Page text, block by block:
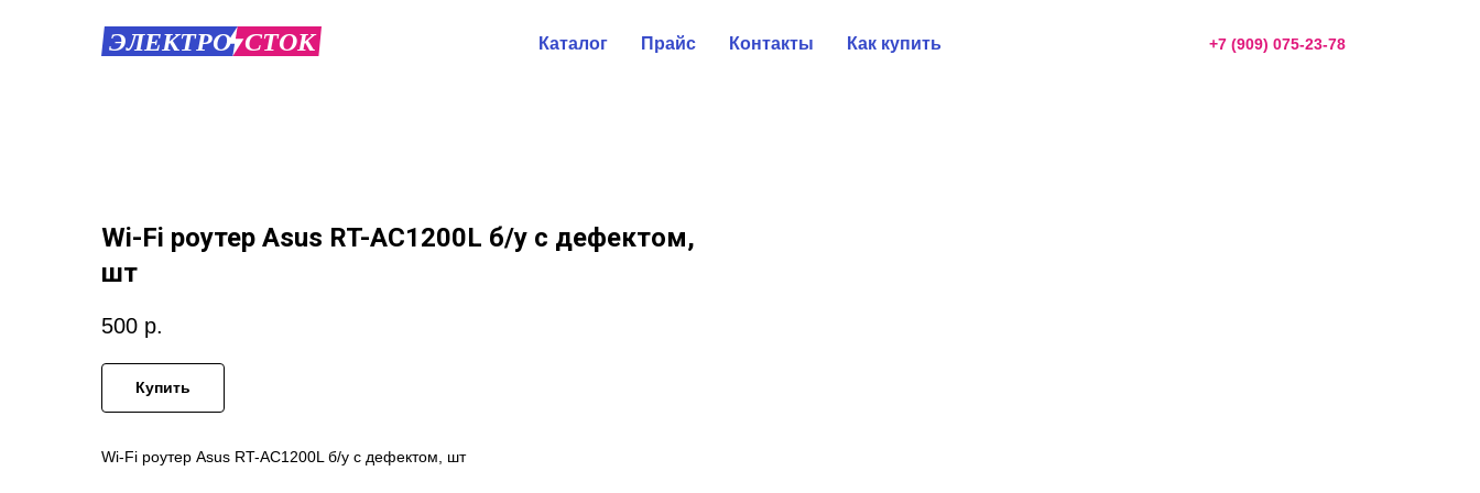
Каталог Прайс Контакты Как купить +7 (909) 075-23-78
Wi-Fi роутер Asus RT-AC1200L б/у с дефектом,
шт
500 р.
Купить
Wi-Fi роутер Asus RT-AC1200L б/у с дефектом, шт